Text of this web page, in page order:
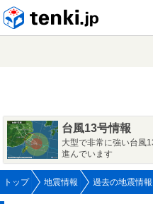
台風13号情報
大型で非常に強い台風
進んでいます
トップ 地震情報 過去の地震情報